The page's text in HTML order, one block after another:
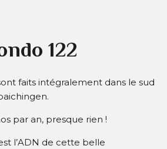
122
faits intégralement dans le sud
par an, presque rien !
l’ADN de cette belle